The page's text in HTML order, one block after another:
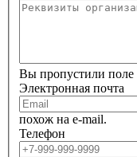
Вы пропустили поле
Электронная почта
похож на e-mail.
Телефон